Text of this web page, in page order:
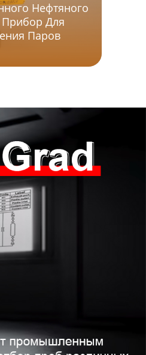
Нефтяного
Прибор Для
Паров